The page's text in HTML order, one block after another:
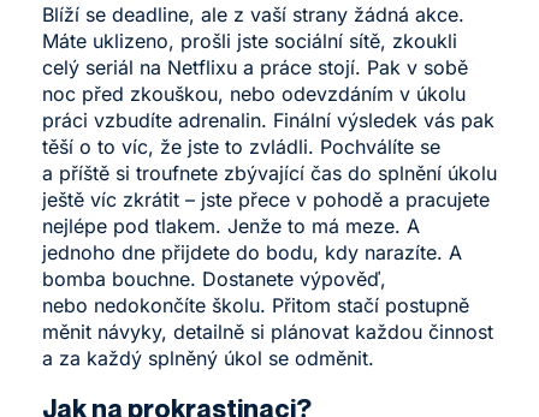
Blíží se deadline, ale z vaší strany žádná akce.
Máte uklizeno, prošli jste sociální sítě, zkoukli
celý seriál na Netflixu a práce stojí. Pak v sobě
noc před zkouškou, nebo odevzdáním v úkolu
práci vzbudíte adrenalin. Finální výsledek vás pak
těší o to víc, že jste to zvládli. Pochválíte se
a příště si troufnete zbývající čas do splnění úkolu
ještě víc zkrátit – jste přece v pohodě a pracujete
nejlépe pod tlakem. Jenže to má meze. A
jednoho dne přijdete do bodu, kdy narazíte. A
bomba bouchne. Dostanete výpověď,
nebo nedokončíte školu. Přitom stačí postupně
měnit návyky, detailně si plánovat každou činnost
a za každý splněný úkol se odměnit.
Jak na prokrastinaci?